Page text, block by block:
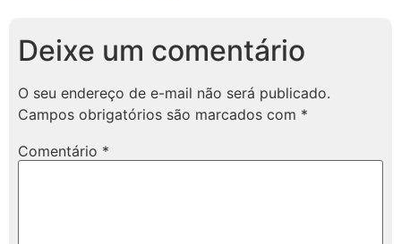
Deixe um comentário
O seu endereço de e-mail não será publicado.
Campos obrigatórios são marcados com *
Comentário *